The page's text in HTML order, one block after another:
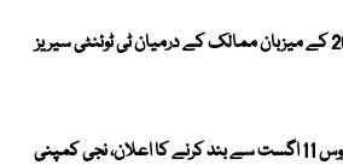
ورلڈ کپ 2027 کے میزبان ممالک کے درمیان ٹی ٹوئنٹی سیریز
میٹرو بس سروس 11 اگست سے بند کرنے کا اعلان، نجی کمپنی